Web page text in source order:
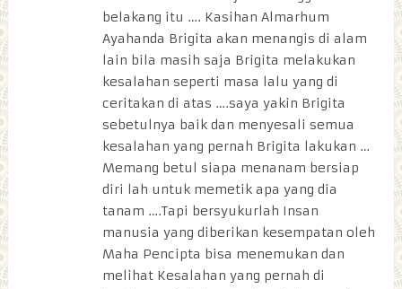
belakang itu …. Kasihan Almarhum
Ayahanda Brigita akan menangis di alam
lain bila masih saja Brigita melakukan
kesalahan seperti masa lalu yang di
ceritakan di atas ….saya yakin Brigita
sebetulnya baik dan menyesali semua
kesalahan yang pernah Brigita lakukan …
Memang betul siapa menanam bersiap
diri lah untuk memetik apa yang dia
tanam ….Tapi bersyukurlah Insan
manusia yang diberikan kesempatan oleh
Maha Pencipta bisa menemukan dan
melihat Kesalahan yang pernah di